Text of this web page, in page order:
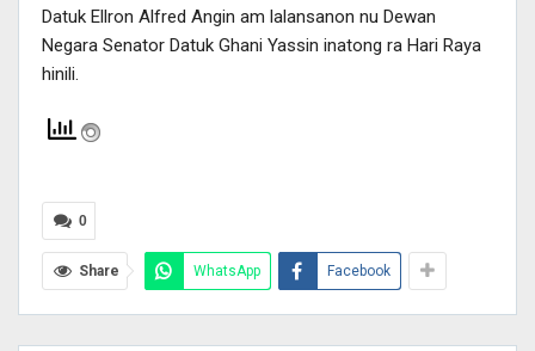
Datuk Ellron Alfred Angin am lalansanon nu Dewan
Negara Senator Datuk Ghani Yassin inatong ra Hari Raya
hinili.
0
Share WhatsApp Facebook